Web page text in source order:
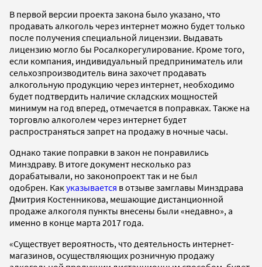
В первой версии проекта закона было указано, что
продавать алкоголь через интернет можно будет только
после получения специальной лицензии. Выдавать
лицензию могло бы Росалкорегулирование. Кроме того,
если компания, индивидуальный предприниматель или
сельхозпроизводитель вина захочет продавать
алкогольную продукцию через интернет, необходимо
будет подтвердить наличие складских мощностей
минимум на год вперед, отмечается в поправках. Также на
торговлю алкоголем через интернет будет
распространяться запрет на продажу в ночные часы.
Однако такие поправки в закон не понравились
Минздраву. В итоге документ несколько раз
дорабатывали, но законопроект так и не был
одобрен. Какуказывается в отзыве замглавы Минздрава
Дмитрия Костенникова, мешающие дистанционной
продаже алкоголя пункты внесены были «недавно», а
именно в конце марта 2017 года.
«Существует вероятность, что деятельность интернет-
магазинов, осуществляющих розничную продажу